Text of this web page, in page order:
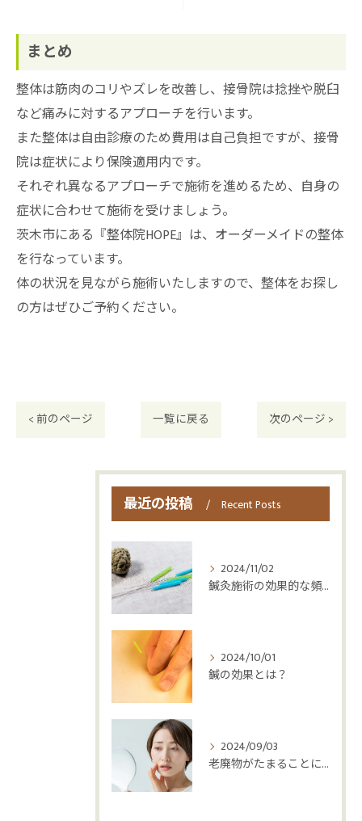
まとめ
整体は筋肉のコリやズレを改善し、接骨院は捻挫や脱臼
など痛みに対するアプローチを行います。
また整体は自由診療のため費用は自己負担ですが、接骨
院は症状により保険適用内です。
それぞれ異なるアプローチで施術を進めるため、自身の
症状に合わせて施術を受けましょう。
茨木市にある『整体院HOPE』は、オーダーメイドの整体
を行なっています。
体の状況を見ながら施術いたしますので、整体をお探し
の方はぜひご予約ください。
< 前のページ 一覧に戻る 次のページ >
最近の投稿 Recent Posts
2024/11/02
鍼灸施術の効果的な頻度
2024/10/01
鍼の効果とは？
2024/09/03
老廃物がたまることによる体への影響とは？